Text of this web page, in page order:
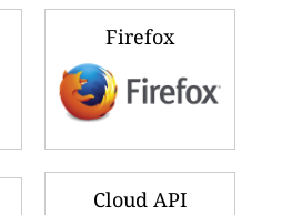
Firefox
Cloud API